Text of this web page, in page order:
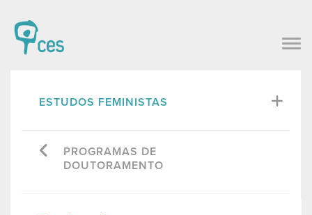
ESTUDOS FEMINISTAS
PROGRAMAS DE
DOUTORAMENTO